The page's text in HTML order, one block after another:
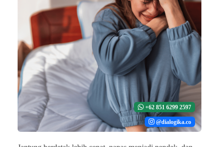
+62 851 6299 2597
@dialogika.co